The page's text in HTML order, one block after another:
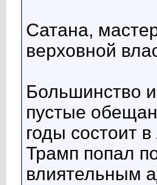
Сатана,
верховной
Большинство
пустые
годы состоит
Трамп попал
влиятельным